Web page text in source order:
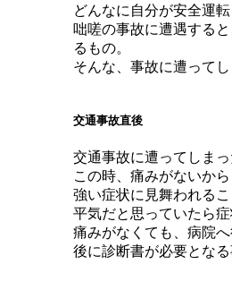
どんなに自分が安全運
咄嗟の事故に遭遇する
るもの。
そんな、事故に遭って
交通事故直後
交通事故に遭ってしま
この時、痛みがないか
強い症状に見舞われるこ
平気だと思っていたら
痛みがなくても、病院
後に診断書が必要とな